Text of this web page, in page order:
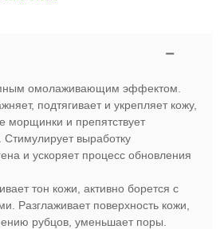
омолаживающим эффектом.
подтягивает и укрепляет кожу,
морщинки и препятствует
выработку
и ускоряет процесс обновления
тон кожи, активно борется с
Разглаживает поверхность кожи,
рубцов, уменьшает поры.